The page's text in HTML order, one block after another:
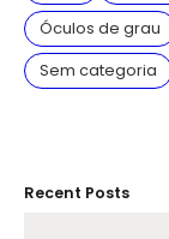
Óculos de grau
Sem categoria
Recent Posts